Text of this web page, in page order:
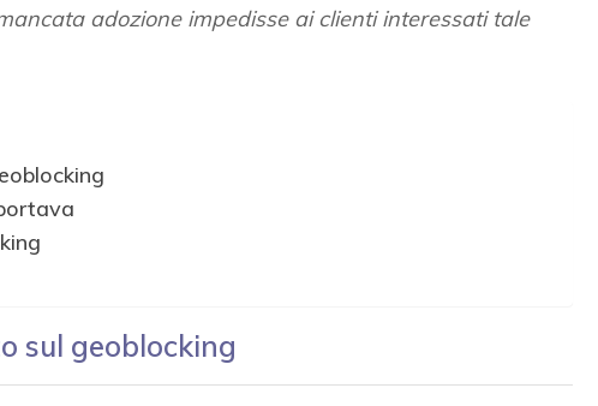
adozione impedisse ai clienti interessati tale
sul geoblocking